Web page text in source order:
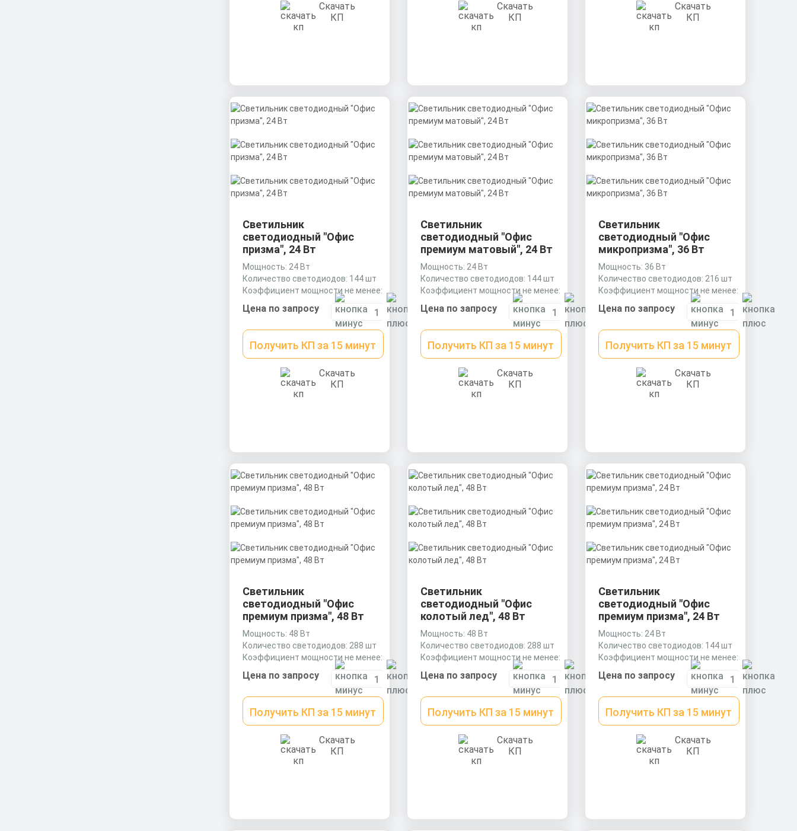
Скачать
КП
Скачать
КП
Скачать
КП
Светильник
светодиодный "Офис
призма", 24 Вт
Мощность: 24 Вт
Количество светодиодов: 144 шт
Коэффициент мощности не менее:
Цена по запросу
Получить КП за 15 минут
Скачать
КП
Светильник
светодиодный "Офис
премиум матовый", 24 Вт
Мощность: 24 Вт
Количество светодиодов: 144 шт
Коэффициент мощности не менее:
Цена по запросу
Получить КП за 15 минут
Скачать
КП
Светильник
светодиодный "Офис
микропризма", 36 Вт
Мощность: 36 Вт
Количество светодиодов: 216 шт
Коэффициент мощности не менее:
Цена по запросу
Получить КП за 15 минут
Скачать
КП
Светильник
светодиодный "Офис
премиум призма", 48 Вт
Мощность: 48 Вт
Количество светодиодов: 288 шт
Коэффициент мощности не менее:
Цена по запросу
Получить КП за 15 минут
Скачать
КП
Светильник
светодиодный "Офис
колотый лед", 48 Вт
Мощность: 48 Вт
Количество светодиодов: 288 шт
Коэффициент мощности не менее:
Цена по запросу
Получить КП за 15 минут
Скачать
КП
Светильник
светодиодный "Офис
премиум призма", 24 Вт
Мощность: 24 Вт
Количество светодиодов: 144 шт
Коэффициент мощности не менее:
Цена по запросу
Получить КП за 15 минут
Скачать
КП